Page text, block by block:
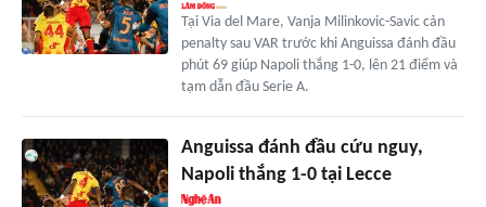
Tại Via del Mare, Vanja Milinkovic-Savic cản
penalty sau VAR trước khi Anguissa đánh đầu
phút 69 giúp Napoli thắng 1-0, lên 21 điểm và
tạm dẫn đầu Serie A.
Anguissa đánh đầu cứu nguy,
Napoli thắng 1-0 tại Lecce